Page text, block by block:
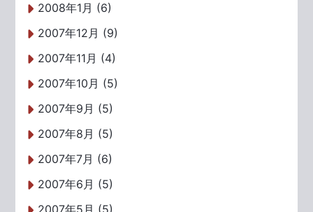
2008年1月 (6)
2007年12月 (9)
2007年11月 (4)
2007年10月 (5)
2007年9月 (5)
2007年8月 (5)
2007年7月 (6)
2007年6月 (5)